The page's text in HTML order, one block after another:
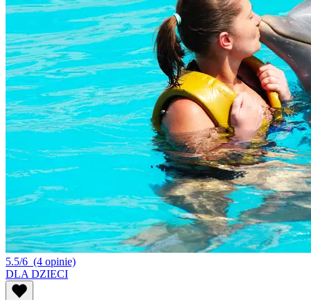
5.5/6 (4 opinie)
DLA DZIECI